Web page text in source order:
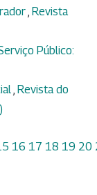
, Revista
Público:
, Revista do
16 17 18 19 20